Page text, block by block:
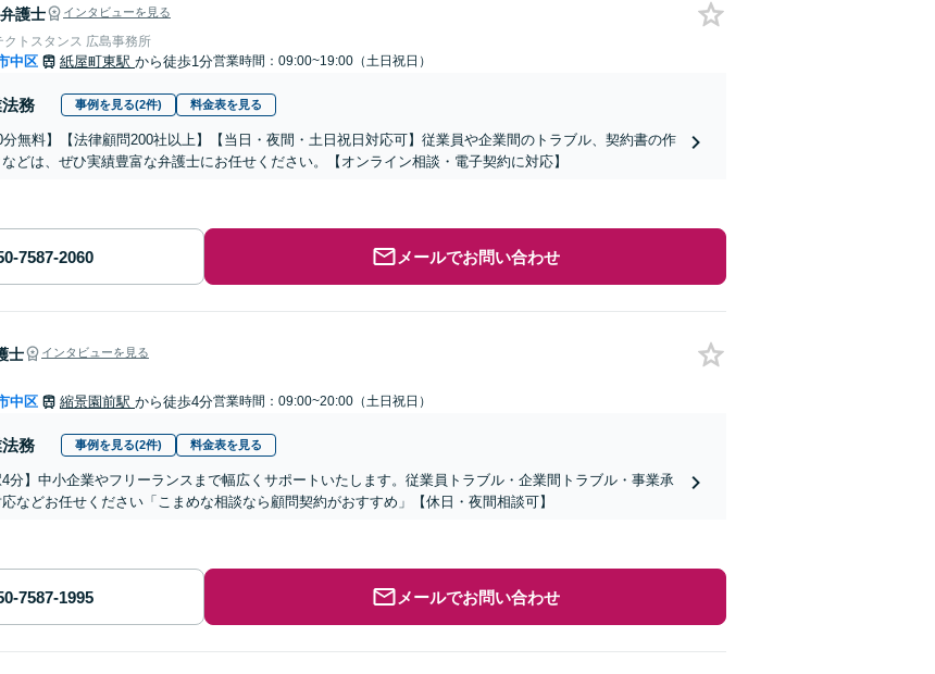
弁護士 インタビューを見る
トスタンス 広島事務所
中区 紙屋町東駅 から徒歩1分営業時間：09:00~19:00（土日祝日）
務 事例を見る(2件) 料金表を見る
分無料】【法律顧問200社以上】【当日・夜間・土日祝日対応可】従業員や企業間のトラブル、契約書の作
どは、ぜひ実績豊富な弁護士にお任せください。【オンライン相談・電子契約に対応】
メールでお問い合わせ
士 インタビューを見る
中区 縮景園前駅 から徒歩4分営業時間：09:00~20:00（土日祝日）
務 事例を見る(2件) 料金表を見る
4分】中小企業やフリーランスまで幅広くサポートいたします。従業員トラブル・企業間トラブル・事業承
などお任せください「こまめな相談なら顧問契約がおすすめ」【休日・夜間相談可】
メールでお問い合わせ